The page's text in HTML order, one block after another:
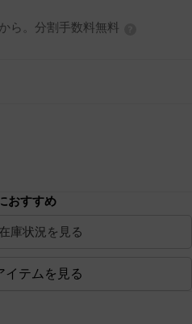
ら。分割手数料無料
おすすめ
庫状況を見る
イテムを見る